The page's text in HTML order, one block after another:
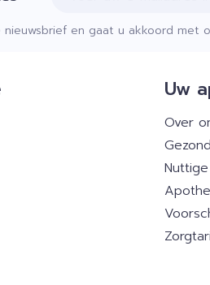
en gaat u akkoord met
Uw
Over